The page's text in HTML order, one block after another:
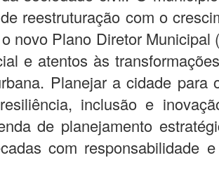
reestruturação com o
novo Plano Diretor Municipal
e atentos às
Planejar a cidade para
inclusão e
de planejamento
com responsabilidade